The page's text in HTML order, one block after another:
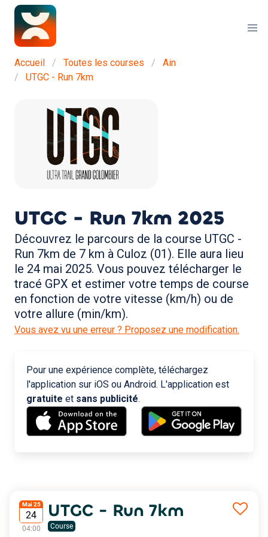
Accueil Toutes les courses
Ain
UTGC - Run 7km
UTGC - Run 7km 2025
Découvrez le parcours de la course UTGC -
Run 7km de 7 km à Culoz (01). Elle aura lieu
le 24 mai 2025. Vous pouvez télécharger le
tracé GPX et estimer votre temps de course
en fonction de votre vitesse (km/h) ou de
votre allure (min/km).
Vous avez vu une erreur ? Proposez une modification.
Pour une expérience complète, téléchargez
l'application sur iOS ou Android. L'application est
gratuite et sans publicité.